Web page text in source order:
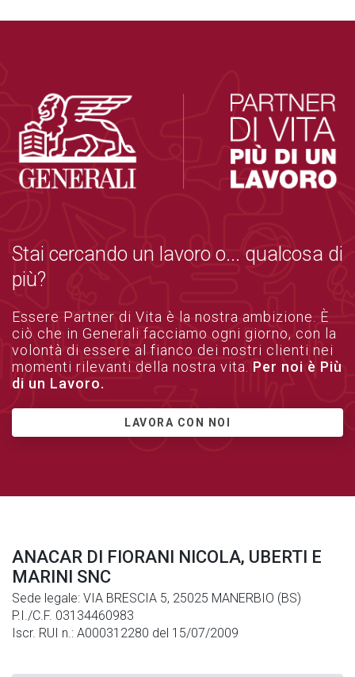
Stai cercando un lavoro o... qualcosa di
più?
Essere Partner di Vita è la nostra ambizione. È
ciò che in Generali facciamo ogni giorno, con la
volontà di essere al fianco dei nostri clienti nei
momenti rilevanti della nostra vita. Per noi è Più
di un Lavoro.
LAVORA CON NOI
ANACAR DI FIORANI NICOLA, UBERTI E
MARINI SNC
Sede legale: VIA BRESCIA 5, 25025 MANERBIO (BS)
P.I./C.F. 03134460983
Iscr. RUI n.: A000312280 del 15/07/2009